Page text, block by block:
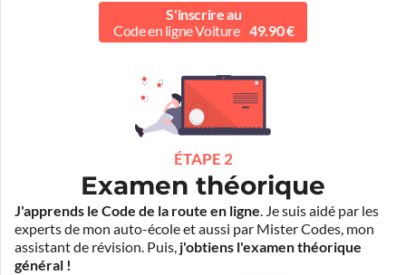
S'inscrire au
Code en ligne Voiture 49.90 €
ÉTAPE 2
Examen théorique
J'apprends le Code de la route en ligne. Je suis aidé par les
experts de mon auto-école et aussi par Mister Codes, mon
assistant de révision. Puis, j'obtiens l'examen théorique
général !